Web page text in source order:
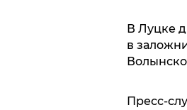
В Луцке
в
Пресс-